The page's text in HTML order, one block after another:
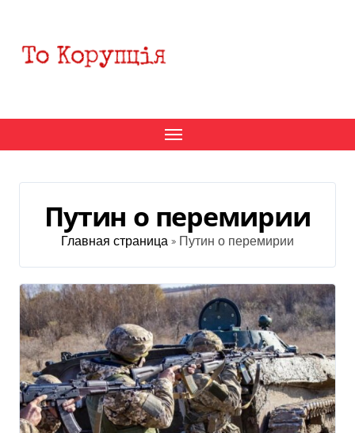
содержанию
Путин о перемирии
Главная страница » Путин о перемирии